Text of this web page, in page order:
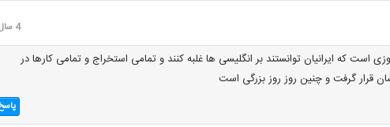
4 سال قبل
است که ایرانیان توانستند بر انگلیسی ها غلبه کنند و تمامی استخراج و تمامی کارها در
قرار گرفت و چنین روز روز بزرگی است